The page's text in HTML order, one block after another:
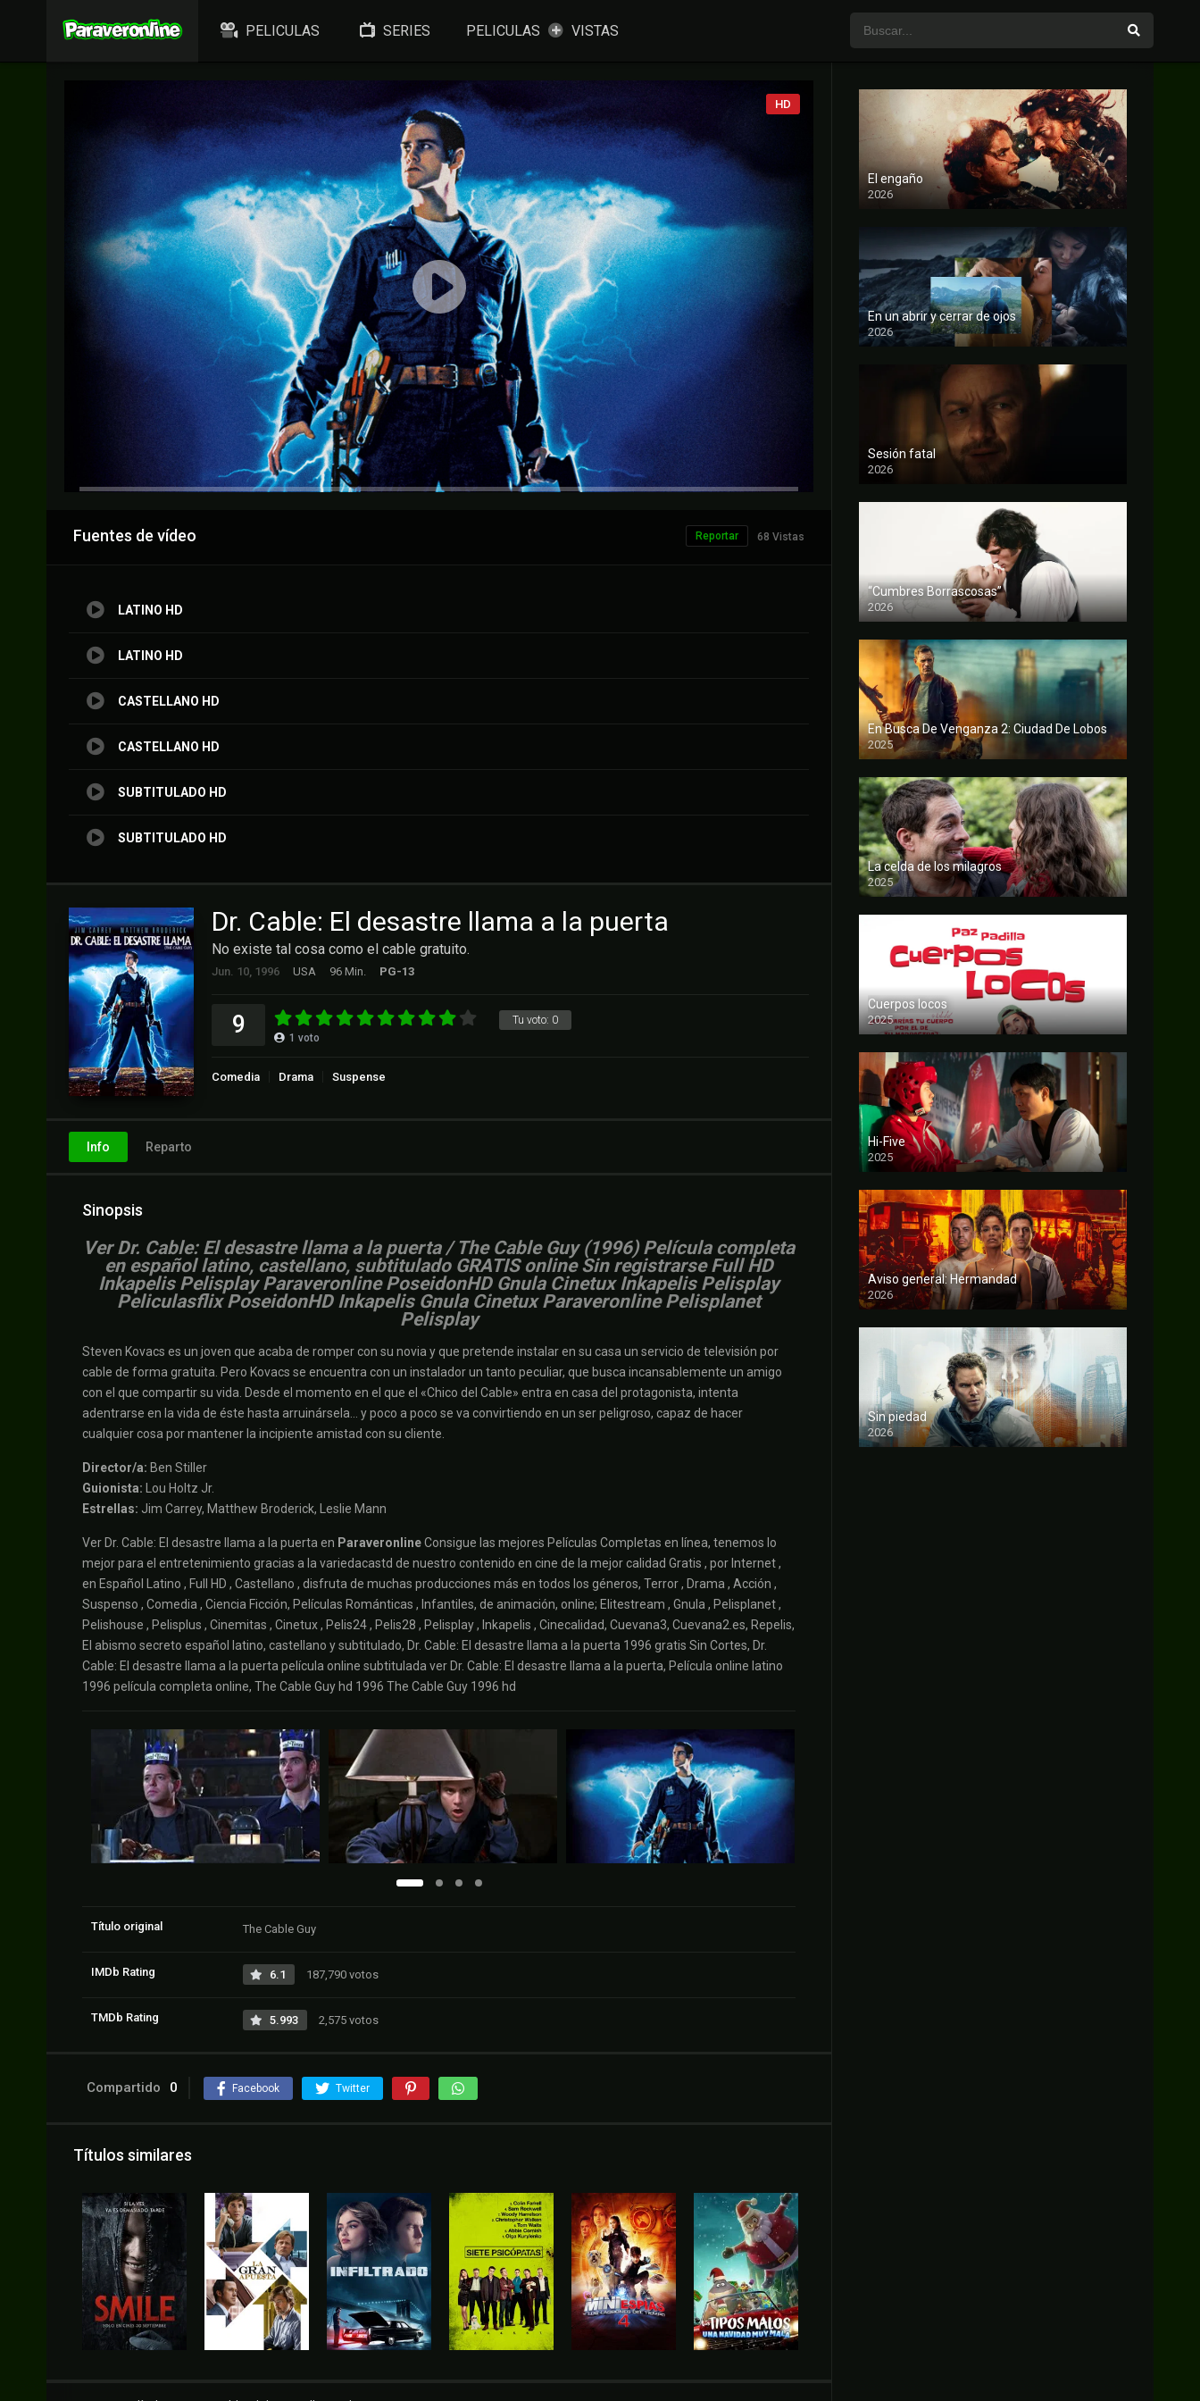
PELICULAS SERIES PELICULAS VISTAS
HD
Fuentes de vídeo 68 Vistas
Reportar
LATINO HD
LATINO HD
CASTELLANO HD
CASTELLANO HD
SUBTITULADO HD
SUBTITULADO HD
Dr. Cable: El desastre llama a la puerta
No existe tal cosa como el cable gratuito.
Jun. 10, 1996 USA 96 Min. PG-13
Tu voto: 0
9 1 voto
Comedia Drama Suspense
Info Reparto
Sinopsis
Ver Dr. Cable: El desastre llama a la puerta / The Cable Guy (1996) Película completa
en español latino, castellano, subtitulado GRATIS online Sin registrarse Full HD
Inkapelis Pelisplay Paraveronline PoseidonHD Gnula Cinetux Inkapelis Pelisplay
Peliculasflix PoseidonHD Inkapelis Gnula Cinetux Paraveronline Pelisplanet
Pelisplay
Steven Kovacs es un joven que acaba de romper con su novia y que pretende instalar en su casa un servicio de televisión por
cable de forma gratuita. Pero Kovacs se encuentra con un instalador un tanto peculiar, que busca incansablemente un amigo
con el que compartir su vida. Desde el momento en el que el «Chico del Cable» entra en casa del protagonista, intenta
adentrarse en la vida de éste hasta arruinársela… y poco a poco se va convirtiendo en un ser peligroso, capaz de hacer
cualquier cosa por mantener la incipiente amistad con su cliente.
Director/a: Ben Stiller
Guionista: Lou Holtz Jr.
Estrellas: Jim Carrey, Matthew Broderick, Leslie Mann
Ver Dr. Cable: El desastre llama a la puerta en ParaveronlineConsigue las mejores Películas Completas en línea, tenemos lo
mejor para el entretenimiento gracias a la variedacastd de nuestro contenido en cine de la mejor calidad Gratis , por Internet ,
en Español Latino , Full HD , Castellano , disfruta de muchas producciones más en todos los géneros, Terror , Drama , Acción ,
Suspenso , Comedia , Ciencia Ficción, Películas Románticas , Infantiles, de animación, online; Elitestream , Gnula , Pelisplanet ,
Pelishouse , Pelisplus , Cinemitas , Cinetux , Pelis24 , Pelis28 , Pelisplay , Inkapelis , Cinecalidad, Cuevana3, Cuevana2.es, Repelis,
El abismo secreto español latino, castellano y subtitulado, Dr. Cable: El desastre llama a la puerta 1996 gratis Sin Cortes, Dr.
Cable: El desastre llama a la puerta película online subtitulada ver Dr. Cable: El desastre llama a la puerta, Película online latino
1996 película completa online, The Cable Guy hd 1996 The Cable Guy 1996 hd
Título original The Cable Guy
IMDb Rating 6.1 187,790 votos
TMDb Rating 5.993 2,575 votos
Compartido 0 Facebook Twitter
Títulos similares
El engaño
2026
FULL HD
En un abrir y cerrar de ojos
2026
FULL HD
Sesión fatal
2026
FULL HD
“Cumbres Borrascosas”
2026
FULL HD
En Busca De Venganza 2: Ciudad De Lobos
2025
FULL HD
La celda de los milagros
2025
FULL HD
Cuerpos locos
2025
FULL HD
Hi-Five
2025
FULL HD
Aviso general: Hermandad
2026
FULL HD
Sin piedad
2026
FULL HD